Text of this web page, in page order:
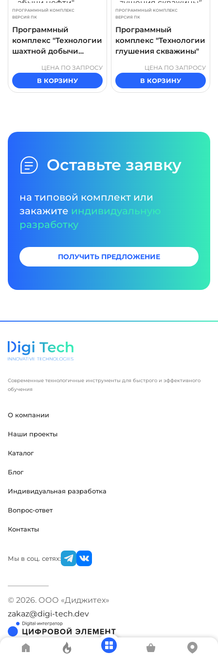
ПРОГРАММНЫЙ КОМПЛЕКС
ВЕРСИЯ ПК
Программный
комплекс "Технологии
шахтной добычи
ЦЕНА ПО ЗАПРОСУ
В КОРЗИНУ
ПРОГРАММНЫЙ КОМПЛЕКС
ВЕРСИЯ ПК
Программный
комплекс "Технологии
глушения скважины"
ЦЕНА ПО ЗАПРОСУ
В КОРЗИНУ
Оставьте заявку
на типовой комплект или
закажите индивидуальную
разработку
ПОЛУЧИТЬ ПРЕДЛОЖЕНИЕ
Современные технологичные инструменты для быстрого и эффективного
обучения
О компании
Наши проекты
Каталог
Блог
Индивидуальная разработка
Вопрос-ответ
Контакты
Мы в соц. сетях:
© 2026. ООО «Диджитех»
zakaz@digi-tech.dev